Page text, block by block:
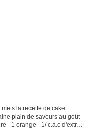
la recette de cake
plain de saveurs au goût
- 1 orange - 1/ c.à.c d'extrait